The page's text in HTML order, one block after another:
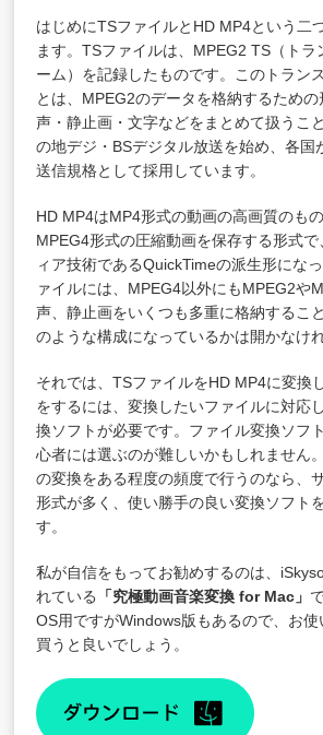
はじめにTSファイルとHD MP4という二
ます。TSファイルは、MPEG2 TS（トラ
ーム）を記録したものです。このトラン
とは、MPEG2のデータを格納するため
声・静止画・文字などをまとめて扱うこ
の地デジ・BSデジタル放送を始め、各国
送信規格として採用しています。
HD MP4はMP4形式の動画の高画質のもの
MPEG4形式の圧縮動画を保存する形式
ィア技術であるQuickTimeの派生形にな
ァイルには、MPEG4以外にもMPEG2や
声、静止画をいくつも多重に格納するこ
のような構成になっているかは開かなけ
それでは、TSファイルをHD MP4に変換
をするには、変換したいファイルに対応
換ソフトが必要です。ファイル変換ソフ
心者には選ぶのが難しいかもしれません
の変換をある程度の頻度で行うのなら、
形式が多く、使い勝手の良い変換ソフト
す。
私が自信をもってお勧めするのは、
れている
「究極動画音楽変換 for Mac 」
OS用ですがWindows版もあるので、お
買うと良いでしょう。